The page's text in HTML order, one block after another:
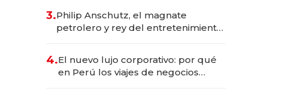
3.Philip Anschutz, el magnate
petrolero y rey del entretenimiento
4.El nuevo lujo corporativo: por qué
en Perú los viajes de negocios